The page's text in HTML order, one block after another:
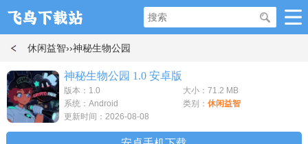
休闲益智››神秘生物公园
神秘生物公园 1.0 安卓版
版本：1.0
大小：71.2 MB
系统：Android
类别： 休闲益智
更新时间：2026-08-08